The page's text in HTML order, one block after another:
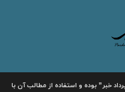
خبر”بوده و استفاده از مطالب آن با